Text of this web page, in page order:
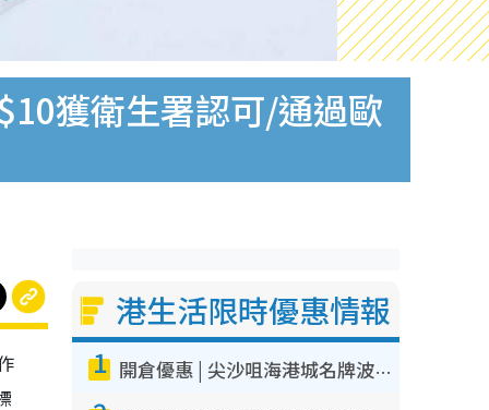
獲衛生署認可/通過歐
港生活限時優惠情報
1 開倉優惠 | 尖沙咀海港城名牌波鞋開倉低至1折！On鞋$899起／Joy&Peace鞋履$98起